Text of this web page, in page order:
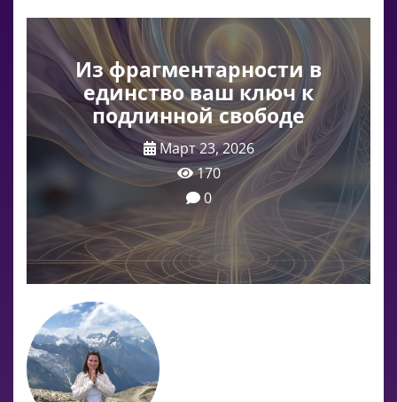
Из фрагментарности в
единство ваш ключ к
подлинной свободе
Март 23, 2026
170
0